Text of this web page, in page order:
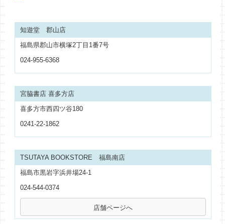
知遊堂 郡山店
福島県郡山市横塚2丁目1番7号
024-955-6368
宮脇書店 喜多方店
喜多方市西四ツ谷180
0241-22-1862
TSUTAYA BOOKSTORE 福島南店
福島市黒岩字浜井場24-1
024-544-0374